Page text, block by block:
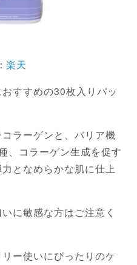
楽天
すすめの30枚入りパッ
ラーゲンと、バリア機
、コラーゲン生成を促す
となめらかな肌に仕上
に敏感な方はご注意く
ー使いにぴったりのケ